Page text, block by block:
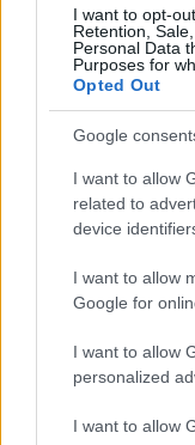
I want to opt-
Retention,
Personal Data
Purposes for
Opted Out
Google
I want to allow
related to
device
I want to allow
Google for
I want to allow
personalized
I want to allow
Népszerű